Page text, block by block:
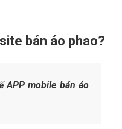
bán áo phao?
APP mobile bán áo